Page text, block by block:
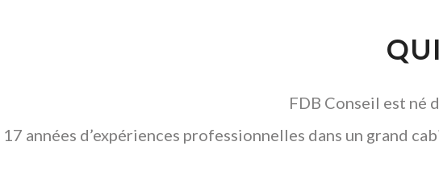
FDB Conseil est né
17 années d’expériences professionnelles dans un grand